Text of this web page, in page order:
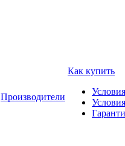
Производители
Как купить